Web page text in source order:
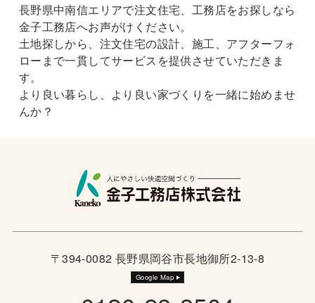
長野県中南信エリアで注文住宅、工務店をお探しなら
金子工務店へお声がけください。
土地探しから、注文住宅の設計、施工、アフターフォ
ローまで一貫してサービスを提供させていただきま
す。
より良い暮らし、より良い家づくりを一緒に始めませ
んか？
〒394-0082 長野県岡谷市長地御所2-13-8
Google Map